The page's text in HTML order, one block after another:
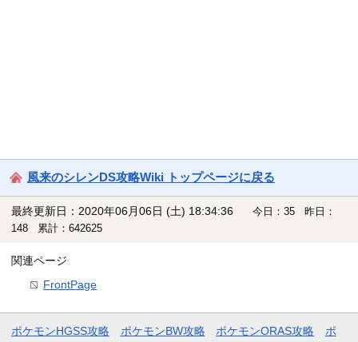
風来のシレンDS攻略Wiki トップページに戻る
最終更新日：2020年06月06日 (土) 18:34:36
今日：35 昨日：
148 累計：642625
関連ページ
FrontPage
ポケモンHGSS攻略 ポケモンBW攻略 ポケモンORAS攻略 ポ